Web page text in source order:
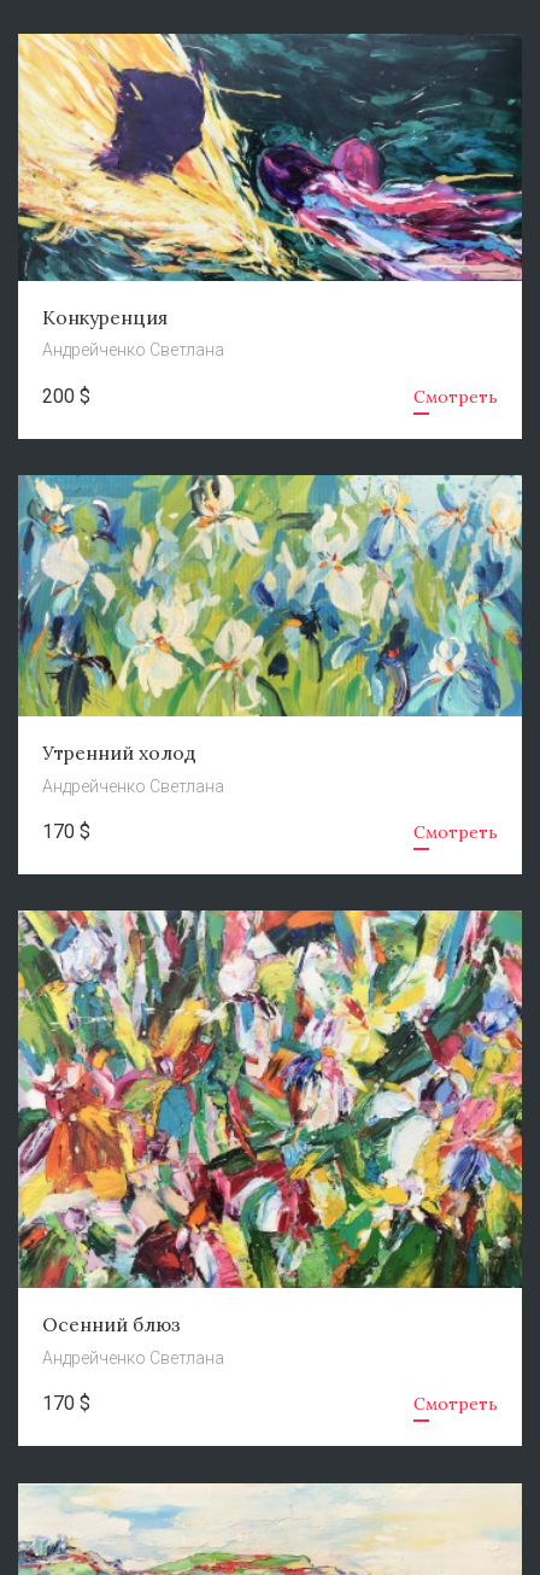
Конкуренция
Андрейченко Светлана
200 $ Смотреть
Утренний холод
Андрейченко Светлана
170 $ Смотреть
Осенний блюз
Андрейченко Светлана
170 $ Смотреть